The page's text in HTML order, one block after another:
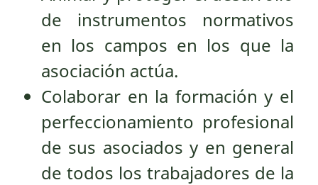
de instrumentos normativos
en los campos en los que la
asociación actúa.
Colaborar en la formación y el
perfeccionamiento profesional
de sus asociados y en general
de todos los trabajadores de la